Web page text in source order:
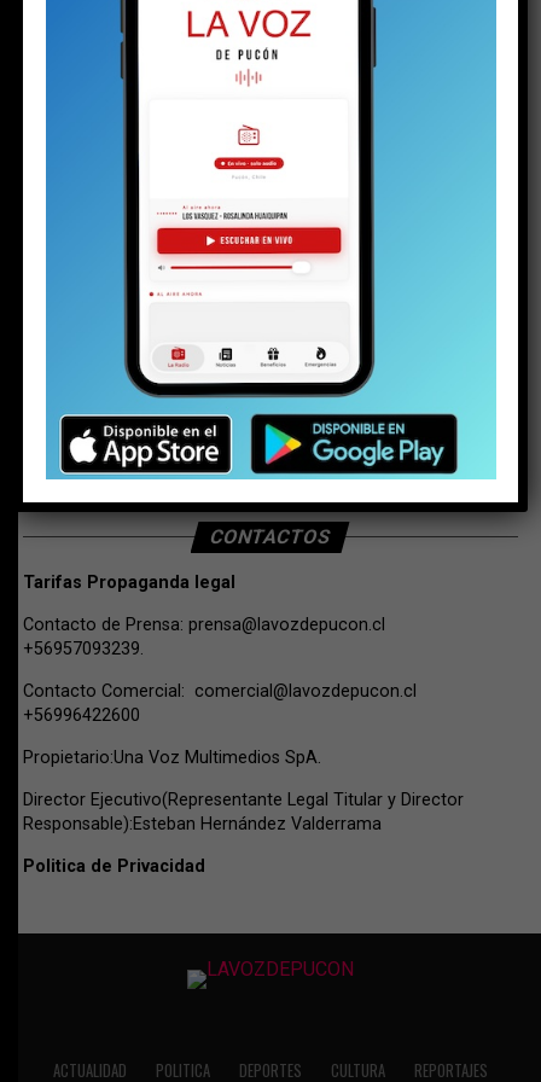
BUSCAR
CONTACTOS
Tarifas Propaganda legal
Contacto de Prensa: prensa@lavozdepucon.cl
+56957093239.
Contacto Comercial: comercial@lavozdepucon.cl
+56996422600
Propietario:Una Voz Multimedios SpA.
Director Ejecutivo(Representante Legal Titular y Director
Responsable):Esteban Hernández Valderrama
Politica de Privacidad
ACTUALIDAD POLITICA DEPORTES CULTURA REPORTAJES